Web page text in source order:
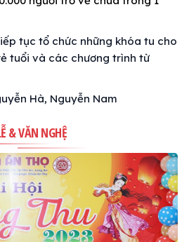
tục tổ chức những khóa tu cho
tuổi và các chương trình từ
Hà, Nguyễn Nam
& VĂN NGHỆ